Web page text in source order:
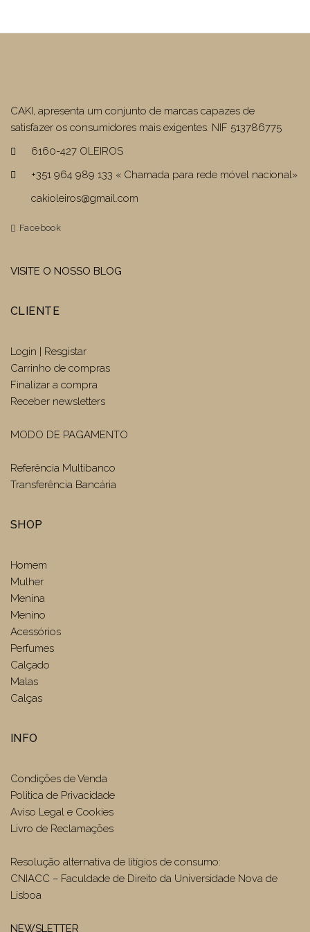
CAKI, apresenta um conjunto de marcas capazes de
satisfazer os consumidores mais exigentes. NIF 513786775
6160-427 OLEIROS
+351 964 989 133 « Chamada para rede móvel nacional»
cakioleiros@gmail.com
Facebook
VISITE O NOSSO BLOG
CLIENTE
Login | Resgistar
Carrinho de compras
Finalizar a compra
Receber newsletters
MODO DE PAGAMENTO
Referência Multibanco
Transferência Bancária
SHOP
Homem
Mulher
Menina
Menino
Acessórios
Perfumes
Calçado
Malas
Calças
INFO
Condições de Venda
Politica de Privacidade
Aviso Legal e Cookies
Livro de Reclamações
Resolução alternativa de litígios de consumo:
CNIACC – Faculdade de Direito da Universidade Nova de
Lisboa
NEWSLETTER